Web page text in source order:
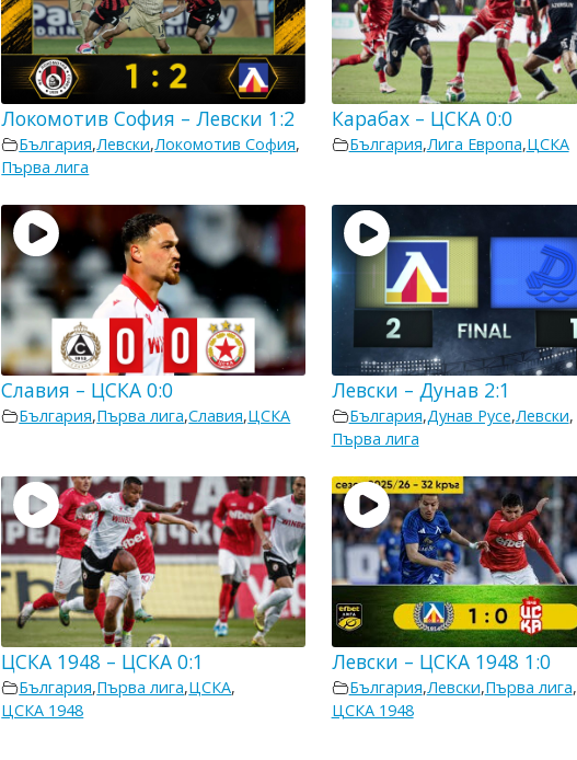
Локомотив София – Левски 1:2
България,Левски,Локомотив София,
Първа лига
Карабах – ЦСКА 0:0
България,Лига Европа,ЦСКА
Славия – ЦСКА 0:0
България,Първа лига,Славия,ЦСКА
Левски – Дунав 2:1
България,Дунав Русе,Левски,
Първа лига
ЦСКА 1948 – ЦСКА 0:1
България,Първа лига,ЦСКА,
ЦСКА 1948
Левски – ЦСКА 1948 1:0
България,Левски,Първа лига,
ЦСКА 1948